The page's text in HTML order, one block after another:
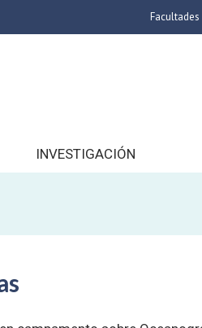
Facultades
Cs.
INVESTIGACIÓN